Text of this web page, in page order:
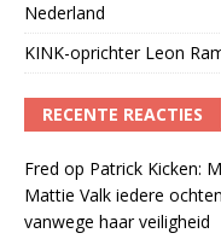
Nederland
KINK-oprichter Leon
RECENTE REACTIES
Fred op Patrick Kicken:
Mattie Valk iedere
vanwege haar veiligheid